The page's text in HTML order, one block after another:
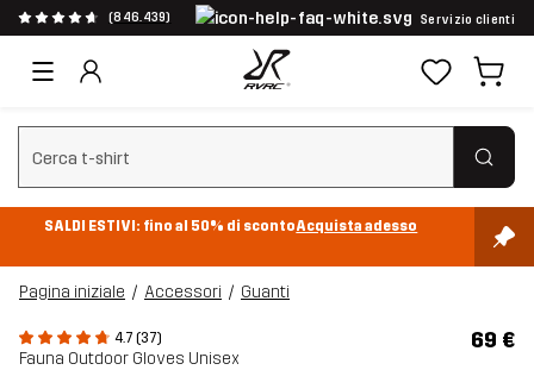
(846.439) Servizio clienti
Cancella ricerca
SALDI ESTIVI: fino al 50% di scontoAcquista adesso
Pagina iniziale Accessori Guanti
4.7 (37)
Fauna Outdoor Gloves Unisex
69 €